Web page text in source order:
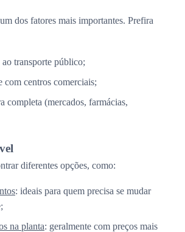
dos fatores mais importantes. Prefira
ao transporte público;
com centros comerciais;
completa (mercados, farmácias,
diferentes opções, como:
: ideais para quem precisa se mudar
na planta: geralmente com preços mais